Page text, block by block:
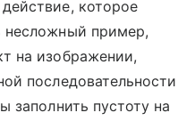
которое
несложный пример,
на изображении,
последовательности
заполнить пустоту на